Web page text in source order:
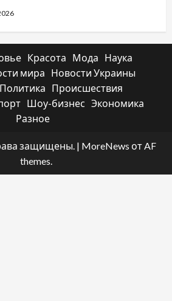
Красота Мода
Наука
мира
Новости Украины
Политика
Происшествия
Шоу-бизнес Экономика
Разное
защищены. | MoreNews от AF
themes.